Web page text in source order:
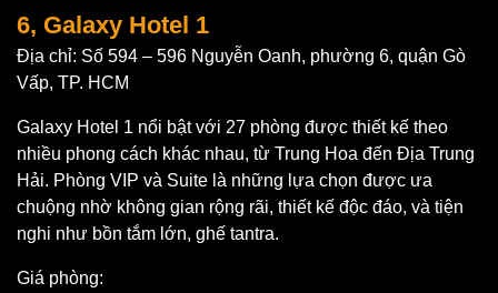
6, Galaxy Hotel 1
Địa chỉ: Số 594 – 596 Nguyễn Oanh, phường 6, quận Gò
Vấp, TP. HCM
Galaxy Hotel 1 nổi bật với 27 phòng được thiết kế theo
nhiều phong cách khác nhau, từ Trung Hoa đến Địa Trung
Hải. Phòng VIP và Suite là những lựa chọn được ưa
chuộng nhờ không gian rộng rãi, thiết kế độc đáo, và tiện
nghi như bồn tắm lớn, ghế tantra.
Giá phòng: